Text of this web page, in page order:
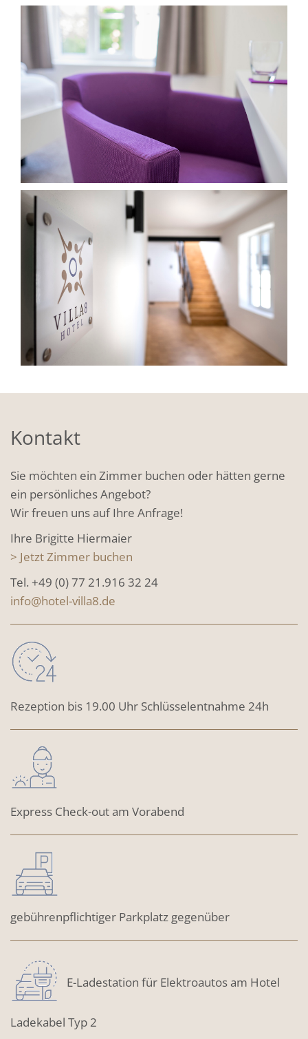
Kontakt
Sie möchten ein Zimmer buchen oder hätten gerne
ein persönliches Angebot?
Wir freuen uns auf Ihre Anfrage!
Ihre Brigitte Hiermaier
> Jetzt Zimmer buchen
Tel. +49 (0) 77 21.916 32 24
info@hotel-villa8.de
Rezeption bis 19.00 Uhr Schlüsselentnahme 24h
Express Check-out am Vorabend
gebührenpflichtiger Parkplatz gegenüber
E-Ladestation für Elektroautos am Hotel
Ladekabel Typ 2